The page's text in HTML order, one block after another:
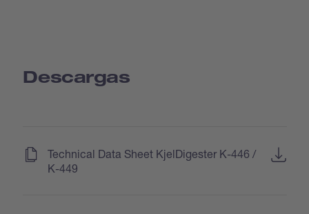
Descargas
Technical Data Sheet KjelDigester K-446 /
K-449